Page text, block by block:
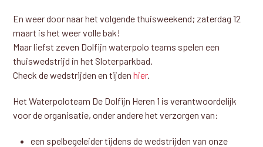
En weer door naar het volgende thuisweekend; zaterdag 12
maart is het weer volle bak!
Maar liefst zeven Dolfijn waterpolo teams spelen een
thuiswedstrijd in het Sloterparkbad.
Check de wedstrijden en tijdenhier.
Het Waterpoloteam De Dolfijn Heren 1 is verantwoordelijk
voor de organisatie, onder andere het verzorgen van:
een spelbegeleider tijdens de wedstrijden van onze